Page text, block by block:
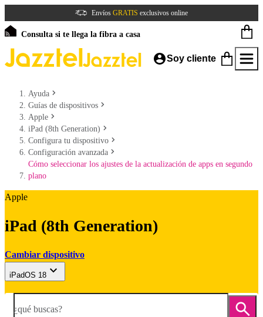
Envíos GRATIS exclusivos online
Consulta si te llega la fibra a casa
Soy cliente
Ayuda
Guías de dispositivos
Apple
iPad (8th Generation)
Configura tu dispositivo
Configuración avanzada
Cómo seleccionar los ajustes de la actualización de apps en segundo
plano
Apple
iPad (8th Generation)
Cambiar dispositivo
iPadOS 18
¿qué buscas?